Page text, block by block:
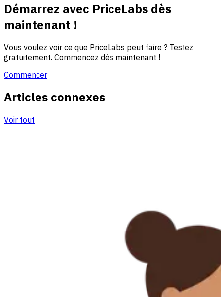
Démarrez avec PriceLabs dès
maintenant !
Vous voulez voir ce que PriceLabs peut faire ? Testez
gratuitement. Commencez dès maintenant !
Commencer
Articles connexes
Voir tout